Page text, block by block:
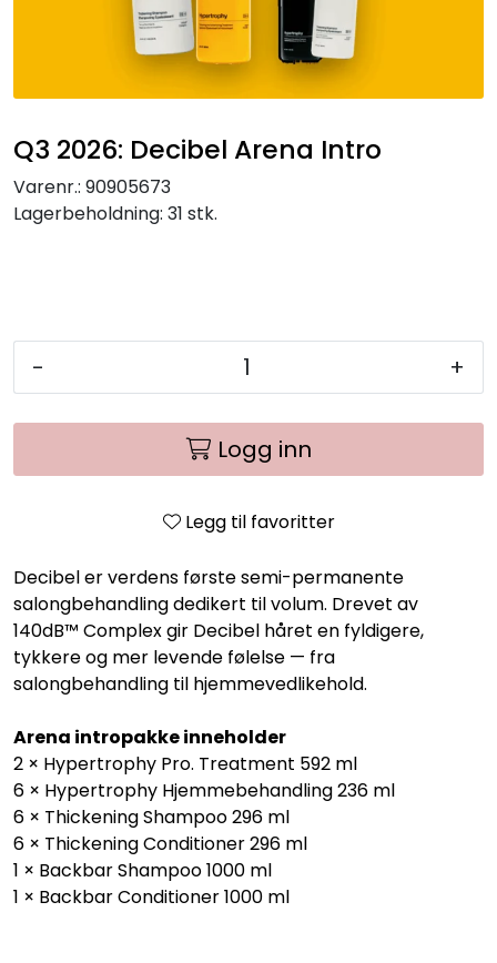
Q3 2026: Decibel Arena Intro
Varenr.: 90905673
Lagerbeholdning: 31 stk.
- +
Logg inn
Legg til favoritter
Decibel er verdens første semi-permanente
salongbehandling dedikert til volum. Drevet av
140dB™ Complex gir Decibel håret en fyldigere,
tykkere og mer levende følelse — fra
salongbehandling til hjemmevedlikehold.
Arena intropakke inneholder
2 × Hypertrophy Pro. Treatment 592 ml
6 × Hypertrophy Hjemmebehandling 236 ml
6 × Thickening Shampoo 296 ml
6 × Thickening Conditioner 296 ml
1 × Backbar Shampoo 1000 ml
1 × Backbar Conditioner 1000 ml